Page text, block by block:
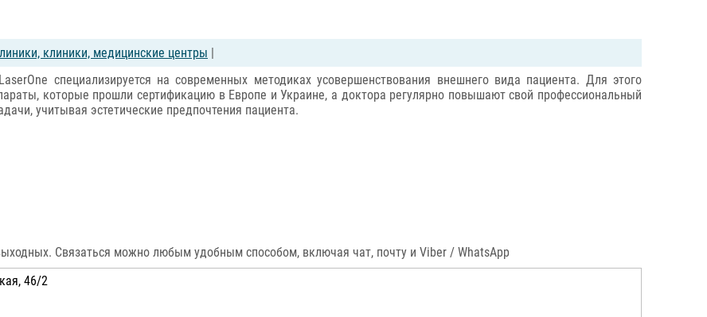
клиники, медицинские центры |
специализируется на современных методиках усовершенствования внешнего вида пациента. Для этого
которые прошли сертификацию в Европе и Украине, а доктора регулярно повышают свой профессиональный
учитывая эстетические предпочтения пациента.
Связаться можно любым удобным способом, включая чат, почту и Viber / WhatsApp
46/2